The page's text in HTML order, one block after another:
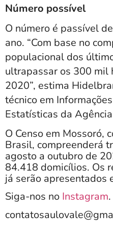
Número possível
O número é passível
ano. “Com base no
populacional dos
ultrapassar os 300 mil
2020”, estima
técnico em
Estatísticas da
O Censo em Mossoró,
Brasil, compreenderá
agosto a outubro de
84.418 domicílios. Os
já serão apresentados
Siga-nos no Instagram.